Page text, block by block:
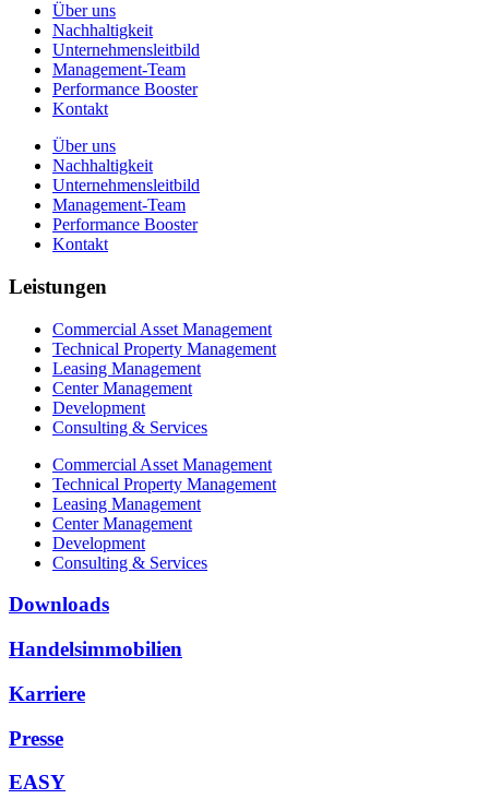
Über uns
Nachhaltigkeit
Unternehmensleitbild
Management-Team
Performance Booster
Kontakt
Über uns
Nachhaltigkeit
Unternehmensleitbild
Management-Team
Performance Booster
Kontakt
Leistungen
Commercial Asset Management
Technical Property Management
Leasing Management
Center Management
Development
Consulting & Services
Commercial Asset Management
Technical Property Management
Leasing Management
Center Management
Development
Consulting & Services
Downloads
Handelsimmobilien
Karriere
Presse
EASY